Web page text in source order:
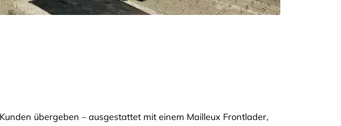
übergeben – ausgestattet mit einem Mailleux Frontlader,